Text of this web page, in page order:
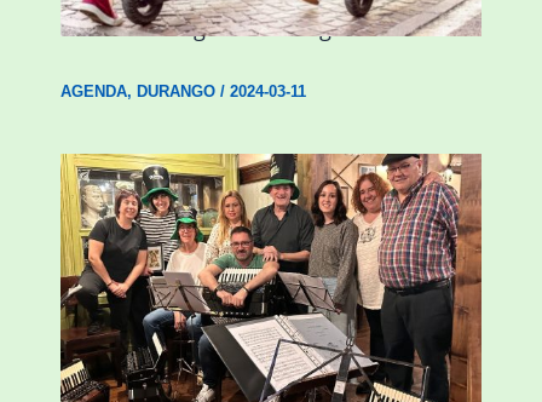
hitzaldia izango da Durangon
AGENDA, DURANGO/ 2024-03-11
Herri Maite akordeoi taldeak S. Patrick
Irlandako patroia ospatuko du